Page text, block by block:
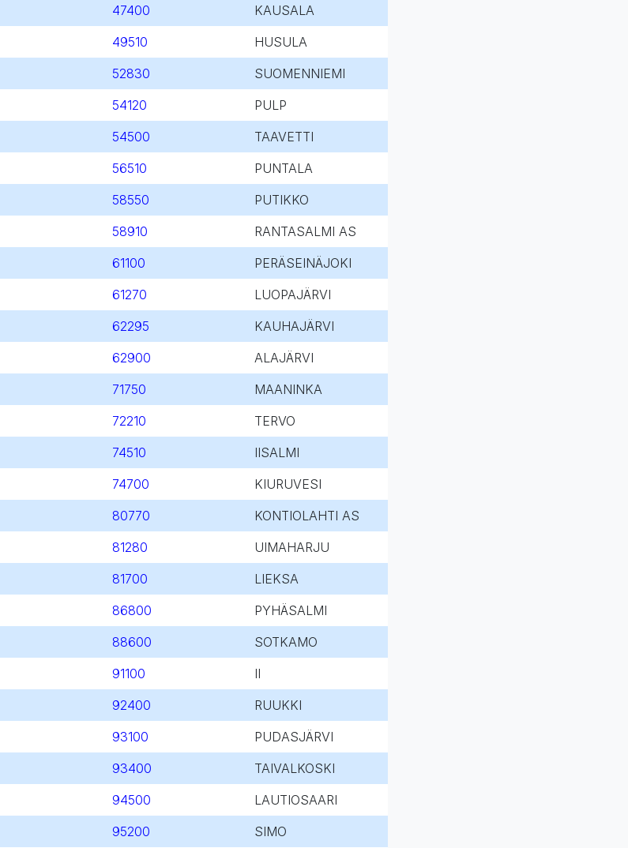
47400
KAUSALA
49510
HUSULA
52830
SUOMENNIEMI
54120
PULP
54500
TAAVETTI
56510
PUNTALA
58550
PUTIKKO
58910
RANTASALMI AS
61100
PERÄSEINÄJOKI
61270
LUOPAJÄRVI
62295
KAUHAJÄRVI
62900
ALAJÄRVI
71750
MAANINKA
72210
TERVO
74510
IISALMI
74700
KIURUVESI
80770
KONTIOLAHTI AS
81280
UIMAHARJU
81700
LIEKSA
86800
PYHÄSALMI
88600
SOTKAMO
91100
II
92400
RUUKKI
93100
PUDASJÄRVI
93400
TAIVALKOSKI
94500
LAUTIOSAARI
95200 SIMO